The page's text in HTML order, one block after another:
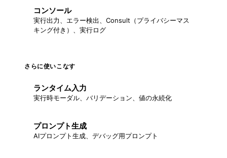
コンソール
実行出力、エラー検出、Consult（プライバシーマス
キング付き）、実行ログ
さらに使いこなす
ランタイム入力
実行時モーダル、バリデーション、値の永続化
プロンプト生成
AIプロンプト生成、デバッグ用プロンプト